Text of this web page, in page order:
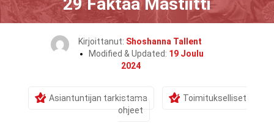
Kirjoittanut: Shoshanna Tallent
Modified & Updated: 19 Joulu
2024
Asiantuntijan tarkistama
Toimitukselliset
ohjeet